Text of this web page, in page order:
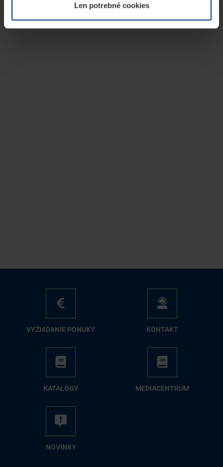
našej webovej stránky.Len potrebné cookies
VY­ŽIA­DA­NIE PO­NU­KY KON­TAKT
KA­TA­LÓ­GY ME­DIA­CEN­TRUM
NO­VIN­KY